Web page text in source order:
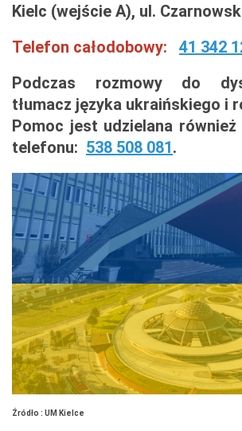
Kielc (wejście A), ul.
Telefon całodobowy:
41 342
Podczas rozmowy do
tłumacz języka ukraińskiego i
Pomoc jest udzielana również
telefonu: 538 508 081.
Źródło : UM Kielce